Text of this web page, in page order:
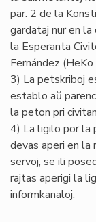
par. 2 de la
gardataj nur en
la Esperanta
Fernández
3) La petskriboj
establo aŭ
la peton pri
4) La ligilo por la
devas aperi en la
servoj, se ili
rajtas aperigi la
informkanaloj.